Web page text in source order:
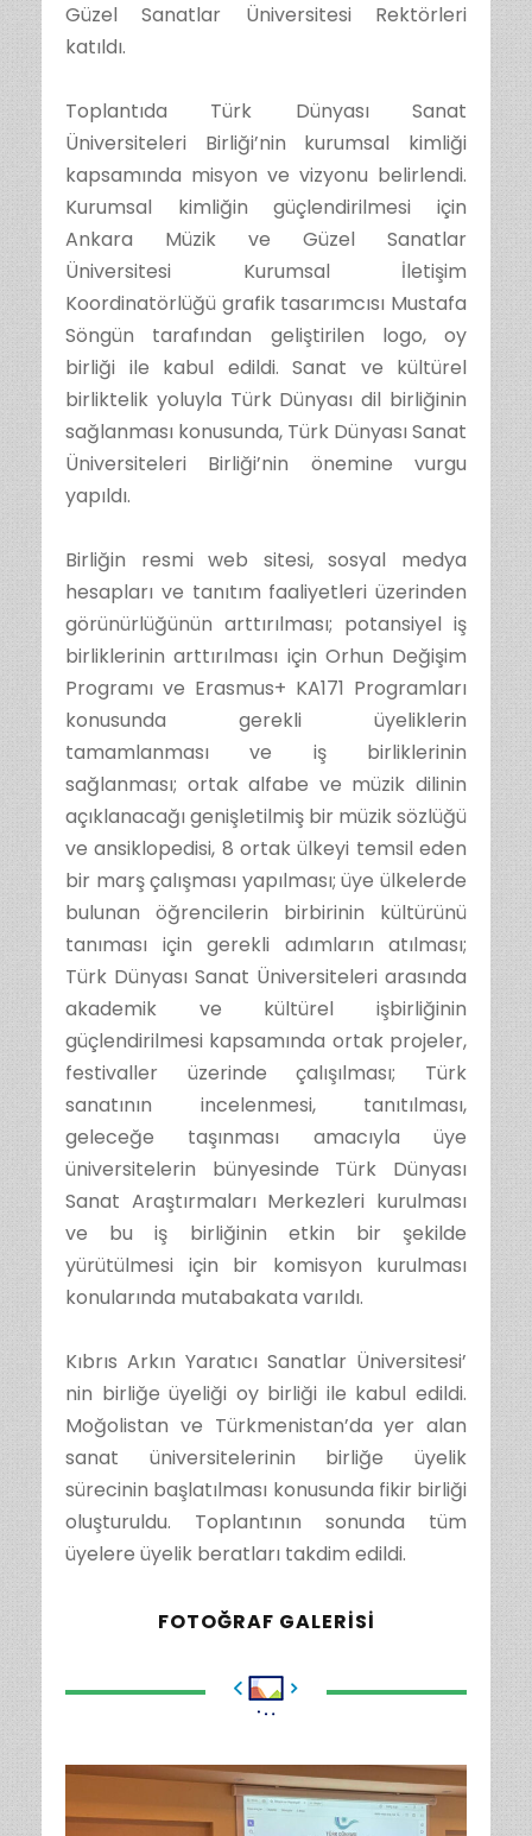
Güzel Sanatlar Üniversitesi Rektörleri
katıldı.
Toplantıda Türk Dünyası Sanat
Üniversiteleri Birliği’nin kurumsal kimliği
kapsamında misyon ve vizyonu belirlendi.
Kurumsal kimliğin güçlendirilmesi için
Ankara Müzik ve Güzel Sanatlar
Üniversitesi Kurumsal İletişim
Koordinatörlüğü grafik tasarımcısı Mustafa
Söngün tarafından geliştirilen logo, oy
birliği ile kabul edildi. Sanat ve kültürel
birliktelik yoluyla Türk Dünyası dil birliğinin
sağlanması konusunda, Türk Dünyası Sanat
Üniversiteleri Birliği’nin önemine vurgu
yapıldı.
Birliğin resmi web sitesi, sosyal medya
hesapları ve tanıtım faaliyetleri üzerinden
görünürlüğünün arttırılması; potansiyel iş
birliklerinin arttırılması için Orhun Değişim
Programı ve Erasmus+ KA171 Programları
konusunda gerekli üyeliklerin
tamamlanması ve iş birliklerinin
sağlanması; ortak alfabe ve müzik dilinin
açıklanacağı genişletilmiş bir müzik sözlüğü
ve ansiklopedisi, 8 ortak ülkeyi temsil eden
bir marş çalışması yapılması; üye ülkelerde
bulunan öğrencilerin birbirinin kültürünü
tanıması için gerekli adımların atılması;
Türk Dünyası Sanat Üniversiteleri arasında
akademik ve kültürel işbirliğinin
güçlendirilmesi kapsamında ortak projeler,
festivaller üzerinde çalışılması; Türk
sanatının incelenmesi, tanıtılması,
geleceğe taşınması amacıyla üye
üniversitelerin bünyesinde Türk Dünyası
Sanat Araştırmaları Merkezleri kurulması
ve bu iş birliğinin etkin bir şekilde
yürütülmesi için bir komisyon kurulması
konularında mutabakata varıldı.
Kıbrıs Arkın Yaratıcı Sanatlar Üniversitesi’
nin birliğe üyeliği oy birliği ile kabul edildi.
Moğolistan ve Türkmenistan’da yer alan
sanat üniversitelerinin birliğe üyelik
sürecinin başlatılması konusunda fikir birliği
oluşturuldu. Toplantının sonunda tüm
üyelere üyelik beratları takdim edildi.
FOTOĞRAF GALERISI